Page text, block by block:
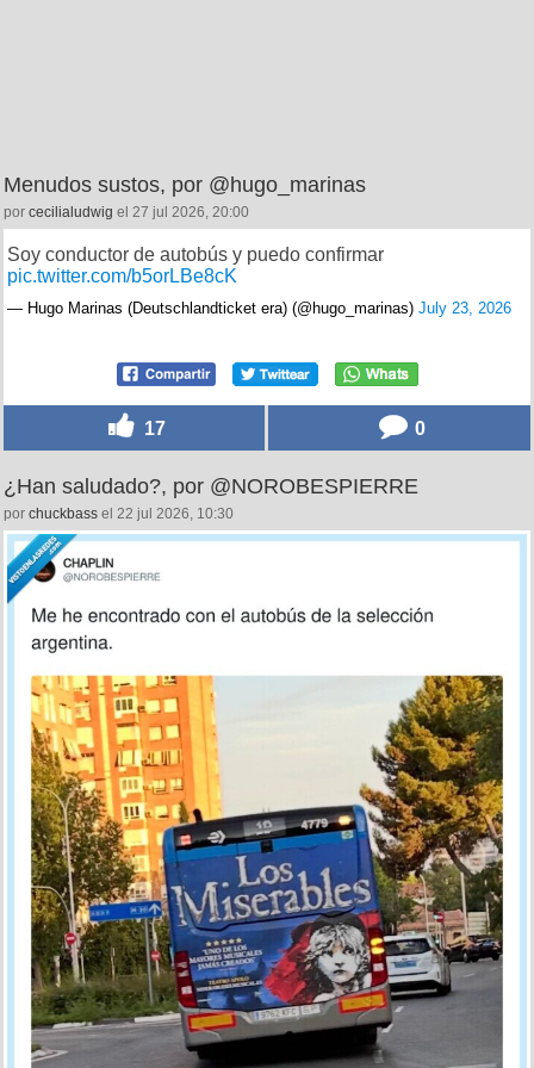
Menudos sustos, por @hugo_marinas
por cecilialudwig el 27 jul 2026, 20:00
Soy conductor de autobús y puedo confirmar
pic.twitter.com/b5orLBe8cK
— Hugo Marinas (Deutschlandticket era) (@hugo_marinas) July 23, 2026
17 0
¿Han saludado?, por @NOROBESPIERRE
por chuckbass el 22 jul 2026, 10:30